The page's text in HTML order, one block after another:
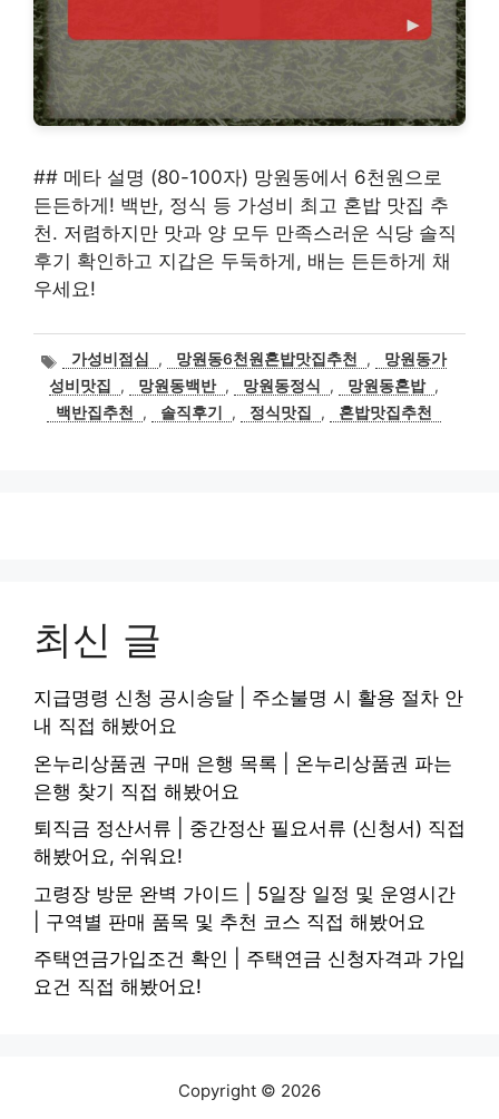
## 메타 설명 (80-100자) 망원동에서 6천원으로
든든하게! 백반, 정식 등 가성비 최고 혼밥 맛집 추
천. 저렴하지만 맛과 양 모두 만족스러운 식당 솔직
후기 확인하고 지갑은 두둑하게, 배는 든든하게 채
우세요!
태
그
가성비점심 , 망원동6천원혼밥맛집추천 ,
망원동가
성비맛집
, 망원동백반 , 망원동정식 , 망원동혼밥 ,
백반집추천
, 솔직후기 , 정식맛집 , 혼밥맛집추천
최신 글
지급명령 신청 공시송달 | 주소불명 시 활용 절차 안
내 직접 해봤어요
온누리상품권 구매 은행 목록 | 온누리상품권 파는
은행 찾기 직접 해봤어요
퇴직금 정산서류 | 중간정산 필요서류 (신청서) 직접
해봤어요, 쉬워요!
고령장 방문 완벽 가이드 | 5일장 일정 및 운영시간
| 구역별 판매 품목 및 추천 코스 직접 해봤어요
주택연금가입조건 확인 | 주택연금 신청자격과 가입
요건 직접 해봤어요!
Copyright © 2026